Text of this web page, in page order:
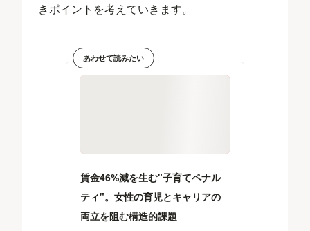
きポイントを考えていきます。
あわせて読みたい
賃金46%減を生む"子育てペナル
ティ"。女性の育児とキャリアの
両立を阻む構造的課題